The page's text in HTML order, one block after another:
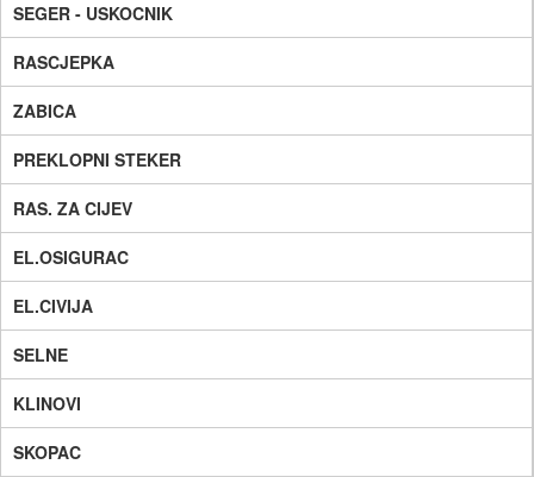
SEGER - USKOCNIK
RASCJEPKA
ZABICA
PREKLOPNI STEKER
RAS. ZA CIJEV
EL.OSIGURAC
EL.CIVIJA
SELNE
KLINOVI
SKOPAC